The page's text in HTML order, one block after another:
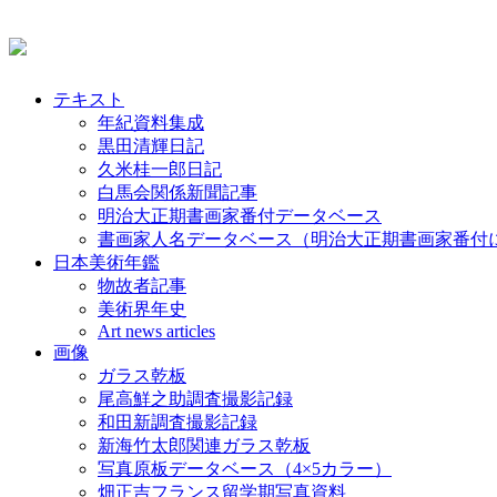
テキスト
年紀資料集成
黒田清輝日記
久米桂一郎日記
白馬会関係新聞記事
明治大正期書画家番付データベース
書画家人名データベース（明治大正期書画家番付
日本美術年鑑
物故者記事
美術界年史
Art news articles
画像
ガラス乾板
尾高鮮之助調査撮影記録
和田新調査撮影記録
新海竹太郎関連ガラス乾板
写真原板データベース（4×5カラー）
畑正吉フランス留学期写真資料